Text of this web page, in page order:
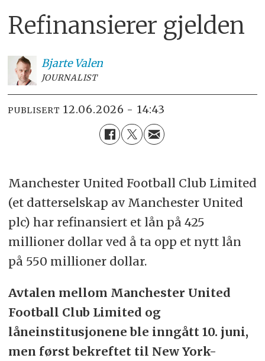
Refinansierer gjelden
Bjarte Valen
JOURNALIST
PUBLISERT 12.06.2026 - 14:43
Manchester United Football Club Limited
(et datterselskap av Manchester United
plc) har refinansiert et lån på 425
millioner dollar ved å ta opp et nytt lån
på 550 millioner dollar.
Avtalen mellom Manchester United
Football Club Limited og
låneinstitusjonene ble inngått 10. juni,
men først bekreftet til New York-